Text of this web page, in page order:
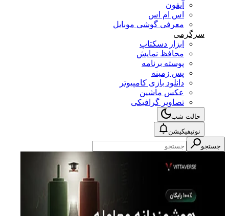
آیفون
اس ام اس
معرفی گوشی موبایل
سرگرمی
ابزار دسکتاپ
محافظ نمایش
پوسته برنامه
پس زمینه
دانلود بازی کامپیوتر
عکس ماشین
تصاویر گرافیکی
حالت شب
نوتیفیکیشن
جستجو